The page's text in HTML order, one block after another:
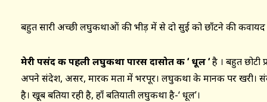
बहुत सारी अच्छी लघुकथाओं की भीड़ में से दो सुई को छाँटने की
मेरी पसंद की पहली लघुकथा पारस दासोत की ‘ धूल ‘है । बहुत
अपने संदेश, असर, मारक क्षमता में भरपूर। लघुकथा के मानक पर खरी।
है। खूब बतिया रही है, हाँ बतियाती लघुकथा है-‘ धूल’।